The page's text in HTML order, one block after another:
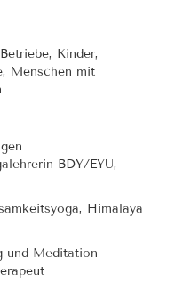
Kinder,
Menschen mit
BDY/EYU,
Himalaya
und Meditation